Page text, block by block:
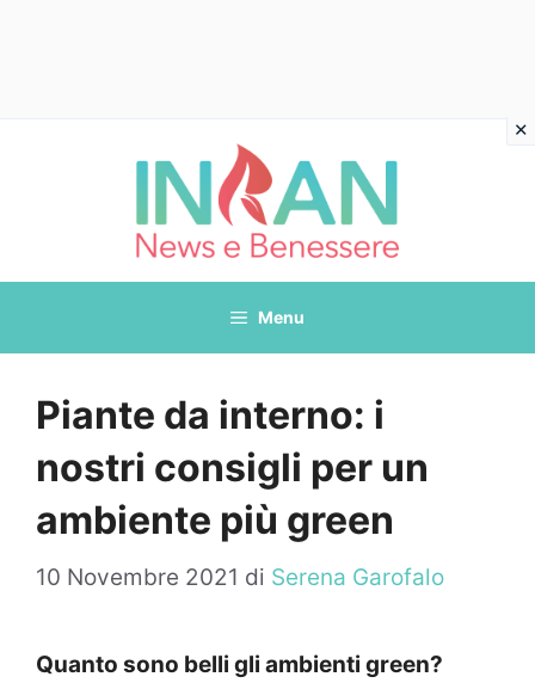
Menu
Piante da interno: i
nostri consigli per un
ambiente più green
10 Novembre 2021 di Serena Garofalo
Quanto sono belli gli ambienti green?